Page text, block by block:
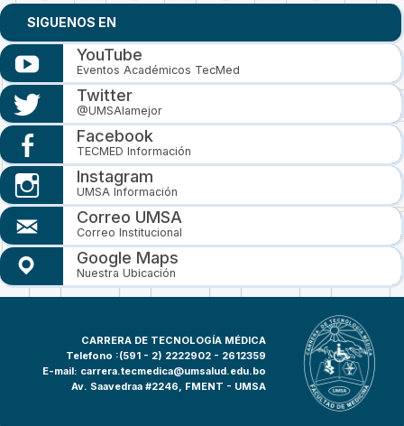
SIGUENOS EN
YouTube
Eventos Académicos TecMed
Twitter
@UMSAlamejor
Facebook
TECMED Información
Instagram
UMSA Información
Correo UMSA
Correo Institucional
Google Maps
Nuestra Ubicación
CARRERA DE TECNOLOGÍA MÉDICA
Telefono :(591 - 2) 2222902 - 2612359
E-mail: carrera.tecmedica@umsalud.edu.bo
Av. Saavedraa #2246, FMENT - UMSA